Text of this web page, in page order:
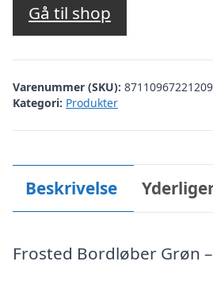
Gå til shop
Varenummer (SKU):
Kategori: Produkter
Beskrivelse
Frosted Bordløber Grøn